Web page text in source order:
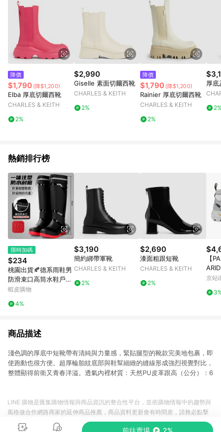
降價
$1,790 (降$1,200)
Elba 厚底切爾西靴
CHARLES & KEITH
2%
$2,990
Giselle 素面切爾西靴
CHARLES & KEITH
2%
降價
$1,790 (降$1,200)
Rainier 厚底切爾西靴
CHARLES & KEITH
2%
厚底
熱銷排行榜
限時加碼
$234
桃園出貨🍂德系雨鞋男
防滑束口高筒水鞋戶外
釣魚加厚加束口中筒防
蝦皮購物
4%
$3,190
簡約綁帶軍靴
CHARLES & KEITH
2%
$2,690
漆面粗跟短靴
CHARLES & KEITH
2%
【
大底
京站i
商品描述
淺色調的厚底中短靴帶有清純與力量感，緊貼腿型的靴款完美地包裹，即
使跑動也很方便。超厚輪胎紋底部與鞋幫細緻的縫線形成強烈視覺對比，
整體顯得前衛又青春洋溢。透氣內裡材質：天然PU皮革跟高（公分）：6
前往賣場 2%
LINE 購物是匯集購物情報與商品資訊的整合性平台，並依購物情報中的趨勢與
風格做合作網路商家的延伸商品推薦，商品資料更新會有時間差，請務必點擊
商品至各合作網路商家，確認現售價與購物條件，一切資訊以合作廠商網頁為